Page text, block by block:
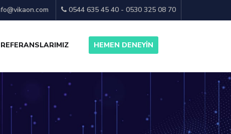
0544 635 45 40 - 0530 325 08 70
REFERANSLARIMIZ HEMEN DENEYİN